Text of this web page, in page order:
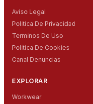
Aviso Legal
Politica De Privacidad
Terminos De Uso
Politica De Cookies
Canal Denuncias
EXPLORAR
Workwear